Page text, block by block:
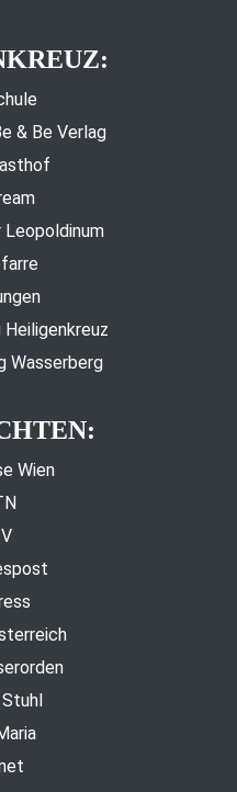
& Be Verlag
Wasserberg
Wien